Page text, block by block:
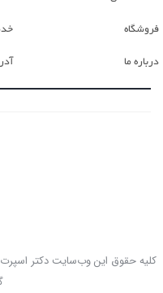
فروشگاه
درباره ما
کلیه حقوق این وب‌سایت دکتر